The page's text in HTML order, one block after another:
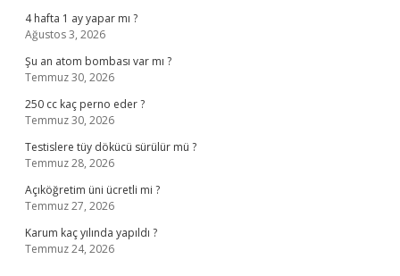
4 hafta 1 ay yapar mı ?
Ağustos 3, 2026
Şu an atom bombası var mı ?
Temmuz 30, 2026
250 cc kaç perno eder ?
Temmuz 30, 2026
Testislere tüy dökücü sürülür mü ?
Temmuz 28, 2026
Açıköğretim üni ücretli mi ?
Temmuz 27, 2026
Karum kaç yılında yapıldı ?
Temmuz 24, 2026